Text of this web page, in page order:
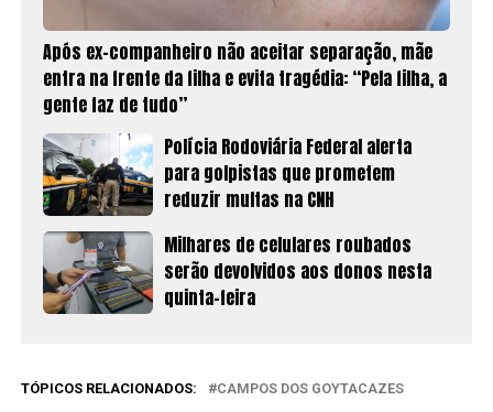
Após ex-companheiro não aceitar separação, mãe
entra na frente da filha e evita tragédia: “Pela filha, a
gente faz de tudo”
Polícia Rodoviária Federal alerta
para golpistas que prometem
reduzir multas na CNH
Milhares de celulares roubados
serão devolvidos aos donos nesta
quinta-feira
TÓPICOS RELACIONADOS: CAMPOS DOS GOYTACAZES